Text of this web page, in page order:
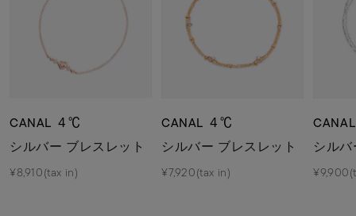
CANAL ４℃
シルバー ブレスレット
¥8,910(tax in)
CANAL ４℃
シルバー ブレスレット
¥7,920(tax in)
シル